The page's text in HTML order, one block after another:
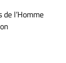
l’Homme